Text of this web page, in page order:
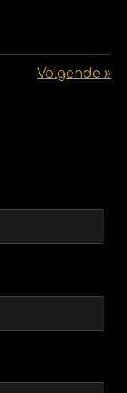
Volgende »